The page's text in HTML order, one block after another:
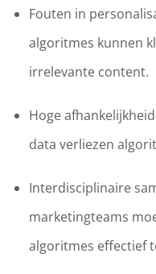
Fouten in
algoritmes kunnen
irrelevante content.
Hoge
data verliezen
Interdisciplinaire
marketingteams
algoritmes effectief